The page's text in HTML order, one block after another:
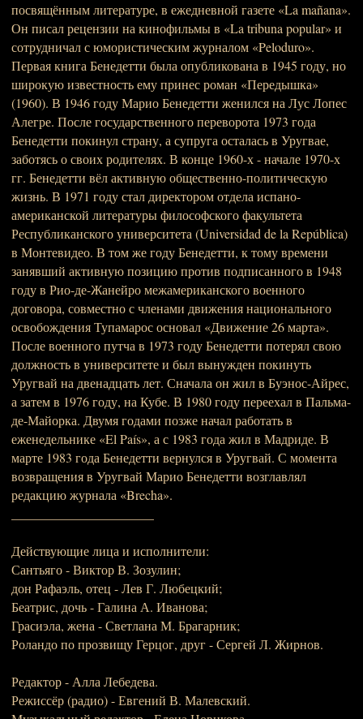
посвящённым литературе, в ежедневной газете «La mañana».
Он писал рецензии на кинофильмы в «La tribuna popular» и
сотрудничал с юмористическим журналом «Peloduro».
Первая книга Бенедетти была опубликована в 1945 году, но
широкую известность ему принес роман «Передышка»
(1960). В 1946 году Марио Бенедетти женился на Лус Лопес
Алегре. После государственного переворота 1973 года
Бенедетти покинул страну, а супруга осталась в Уругвае,
заботясь о своих родителях. В конце 1960-х - начале 1970-х
гг. Бенедетти вёл активную общественно-политическую
жизнь. В 1971 году стал директором отдела испано-
американской литературы философского факультета
Республиканского университета (Universidad de la República)
в Монтевидео. В том же году Бенедетти, к тому времени
занявший активную позицию против подписанного в 1948
году в Рио-де-Жанейро межамериканского военного
договора, совместно с членами движения национального
освобождения Тупамарос основал «Движение 26 марта».
После военного путча в 1973 году Бенедетти потерял свою
должность в университете и был вынужден покинуть
Уругвай на двенадцать лет. Сначала он жил в Буэнос-Айрес,
а затем в 1976 году, на Кубе. В 1980 году переехал в Пальма-
де-Майорка. Двумя годами позже начал работать в
еженедельнике «El País», а с 1983 года жил в Мадриде. В
марте 1983 года Бенедетти вернулся в Уругвай. С момента
возвращения в Уругвай Марио Бенедетти возглавлял
редакцию журнала «Brecha».
Действующие лица и исполнители:
Сантьяго - Виктор В. Зозулин;
дон Рафаэль, отец - Лев Г. Любецкий;
Беатрис, дочь - Галина А. Иванова;
Грасиэла, жена - Светлана М. Брагарник;
Роландо по прозвищу Герцог, друг - Сергей Л. Жирнов.
Редактор - Алла Лебедева.
Режиссёр (радио) - Евгений В. Малевский.